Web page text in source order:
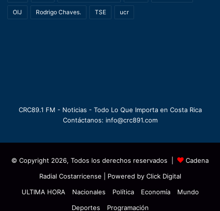
OIJ Rodrigo Chaves. TSE ucr
CRC89.1 FM - Noticias - Todo Lo Que Importa en Costa Rica
Contáctanos: info@crc891.com
© Copyright 2026, Todos los derechos reservados |
Cadena
Radial Costarricense | Powered by Click Digital
ULTIMA HORA
Nacionales Política Economía
Mundo
Deportes
Programación